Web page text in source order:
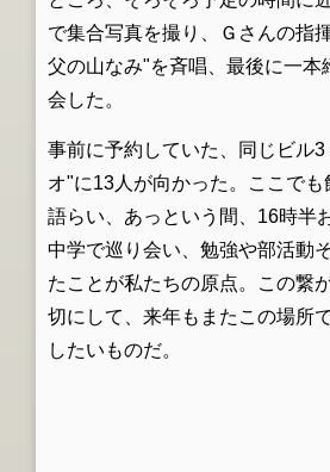
で集合写真を撮り、Ｇさんの指
父の山なみ"を斉唱、最後に一本
会した。
事前に予約していた、同じビル
オ"に13人が向かった。ここでも
語らい、あっという間、16時半
中学で巡り会い、勉強や部活動
たことが私たちの原点。この繋
切にして、来年もまたこの場所
したいもの